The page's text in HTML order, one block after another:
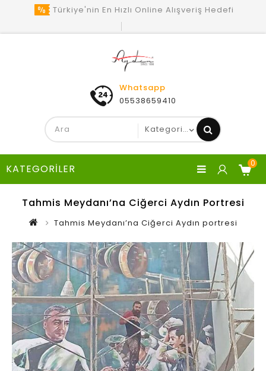
Türkiye'nin En Hızlı Online Alışveriş Hedefi
Whatsapp
05538659410
KATEGORILER 0
Tahmis Meydanı’na Ciğerci Aydın Portresi
Tahmis Meydanı’na Ciğerci Aydın portresi